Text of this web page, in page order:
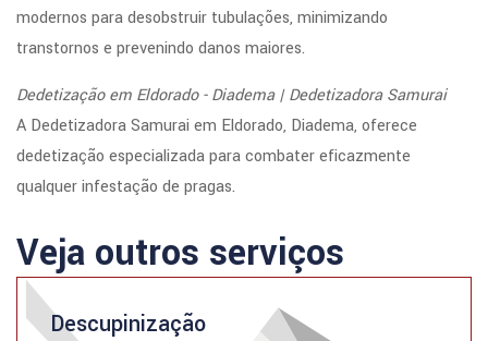
modernos para desobstruir tubulações, minimizando
transtornos e prevenindo danos maiores.
Dedetização em Eldorado - Diadema | Dedetizadora Samurai
A Dedetizadora Samurai em Eldorado, Diadema, oferece
dedetização especializada para combater eficazmente
qualquer infestação de pragas.
Veja outros serviços
Descupinização